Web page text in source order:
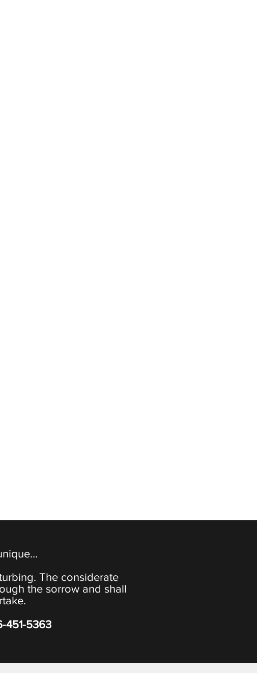
The considerate
the sorrow and shall
451-5363